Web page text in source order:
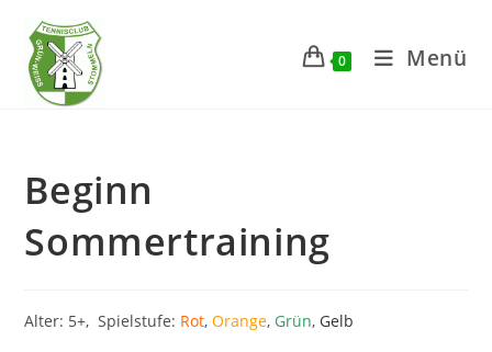
Inhalt
springen
0 Menü
Beginn
Sommertraining
Alter: 5+, Spielstufe: Rot,Orange, Grün, Gelb